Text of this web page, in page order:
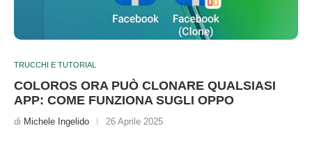
TRUCCHI E TUTORIAL
COLOROS ORA PUÒ CLONARE QUALSIASI
APP: COME FUNZIONA SUGLI OPPO
di Michele Ingelido 26 Aprile 2025